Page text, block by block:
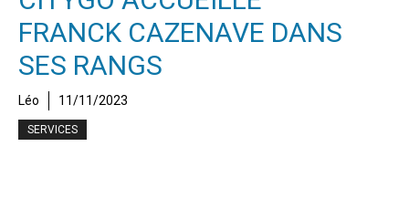
FRANCK CAZENAVE DANS
SES RANGS
Léo 11/11/2023
SERVICES